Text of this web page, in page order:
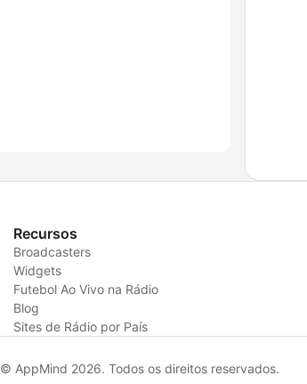
Recursos
Broadcasters
Widgets
Futebol Ao Vivo na Rádio
Blog
Sites de Rádio por País
© AppMind 2026. Todos os direitos reservados.